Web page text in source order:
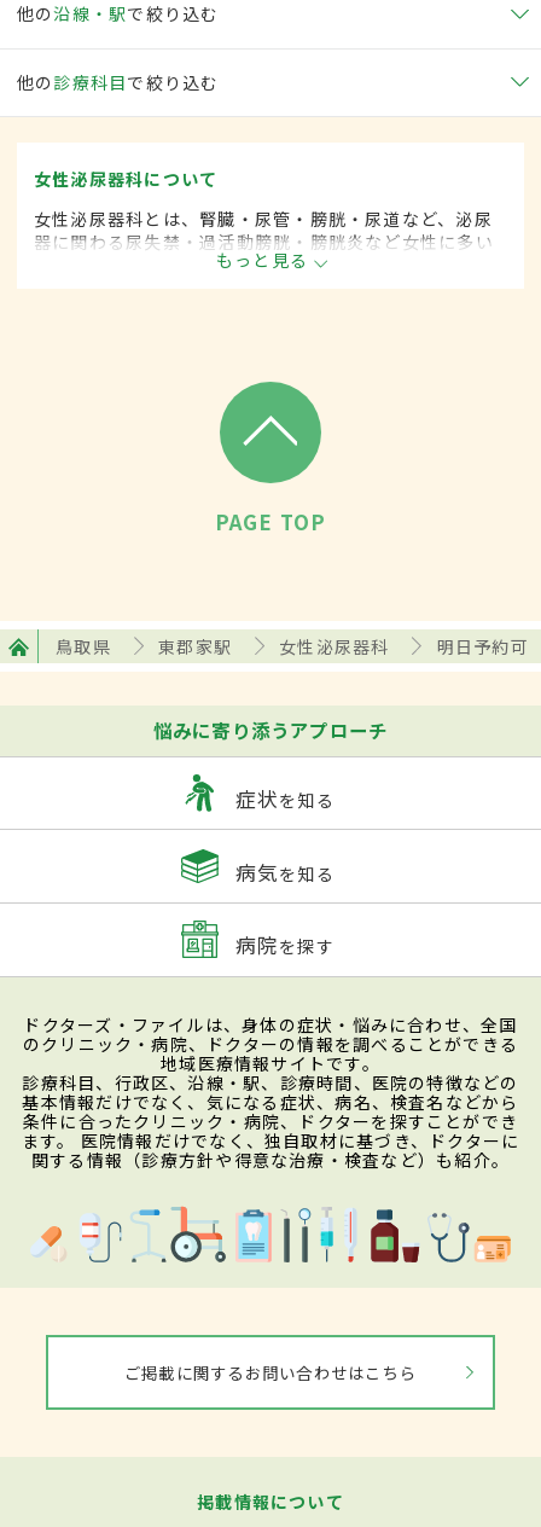
他の沿線・駅で絞り込む
他の 診療科目で絞り込む
女性泌尿器科について
女性泌尿器科とは、腎臓・尿管・膀胱・尿道など、泌尿
器に関わる尿失禁・過活動膀胱・膀胱炎など女性に多い
とされる疾患を専門的に取り扱います。
もっと見る
PAGE TOP
鳥取県 東郡家駅 女性泌尿器科 明日予約可
悩みに寄り添うアプローチ
症状を知る
病気を知る
病院を探す
ドクターズ・ファイルは、身体の症状・悩みに合わせ、全国
のクリニック・病院、ドクターの情報を調べることができる
地域医療情報サイトです。
診療科目、行政区、沿線・駅、診療時間、医院の特徴などの
基本情報だけでなく、気になる症状、病名、検査名などから
条件に合ったクリニック・病院、ドクターを探すことができ
ます。 医院情報だけでなく、独自取材に基づき、ドクターに
関する情報（診療方針や得意な治療・検査など）も紹介。
ご掲載に関するお問い合わせはこちら
掲載情報について